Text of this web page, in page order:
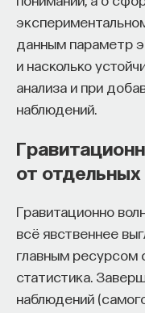
данным параметр
и насколько
анализа и при
наблюдений.
от
Гравитационно
всё явственнее
главным ресурсом
статистика.
наблюдений
Что такое